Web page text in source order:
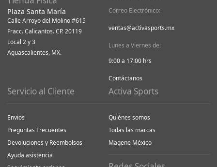
Plaza Santa María
Calle Arroyo del Molino #615
Fracc. Calicantos. CP. 20119
Local 2 y 3
Aguascalientes, MX.
Correo Electrónico:
ventas@activasports.mx
Lunes a Viernes de:
9:00 a 17:00 hrs
Contáctanos
Servicio al Cliente
Envios
Preguntas Frecuentes
Devoluciones y Reembolsos
Ayuda asistencia
Activa Sports
Quiénes somos
Todas las marcas
Magene México